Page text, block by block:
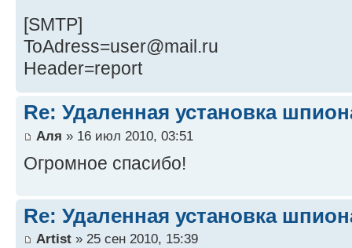
[SMTP]
ToAdress=user@mail.ru
Header=report
Re: Удаленная установка
Аля » 16 июл 2010, 03:51
Огромное спасибо!
Re: Удаленная установка
Artist » 25 сен 2010, 15:39